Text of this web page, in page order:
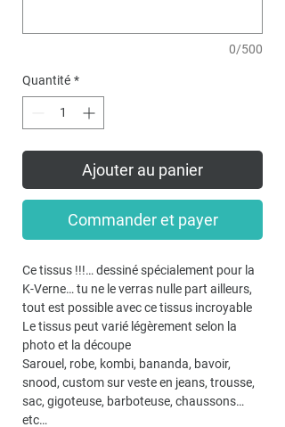
0/500
Quantité *
Ajouter au panier
Commander et payer
Ce tissus !!!… dessiné spécialement pour la
K-Verne… tu ne le verras nulle part ailleurs,
tout est possible avec ce tissus incroyable
Le tissus peut varié légèrement selon la
photo et la découpe
Sarouel, robe, kombi, bananda, bavoir,
snood, custom sur veste en jeans, trousse,
sac, gigoteuse, barboteuse, chaussons…
etc…